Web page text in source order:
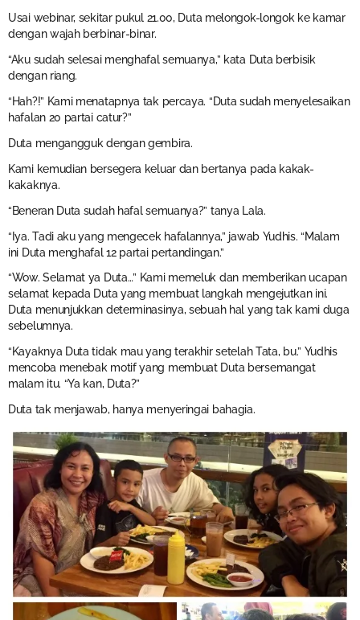
Usai webinar, sekitar pukul 21.00, Duta melongok-longok ke kamar
dengan wajah berbinar-binar.
“Aku sudah selesai menghafal semuanya,” kata Duta berbisik
dengan riang.
“Hah?!” Kami menatapnya tak percaya. “Duta sudah menyelesaikan
hafalan 20 partai catur?”
Duta mengangguk dengan gembira.
Kami kemudian bersegera keluar dan bertanya pada kakak-
kakaknya.
“Beneran Duta sudah hafal semuanya?” tanya Lala.
“Iya. Tadi aku yang mengecek hafalannya,” jawab Yudhis. “Malam
ini Duta menghafal 12 partai pertandingan.”
“Wow. Selamat ya Duta…” Kami memeluk dan memberikan ucapan
selamat kepada Duta yang membuat langkah mengejutkan ini.
Duta menunjukkan determinasinya, sebuah hal yang tak kami duga
sebelumnya.
“Kayaknya Duta tidak mau yang terakhir setelah Tata, bu.” Yudhis
mencoba menebak motif yang membuat Duta bersemangat
malam itu. “Ya kan, Duta?”
Duta tak menjawab, hanya menyeringai bahagia.